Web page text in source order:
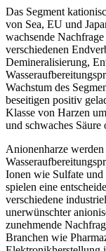
Das Segment
von Sea, EU und
wachsende
verschiedenen
Demineralisierung,
Wachstum des
beseitigen positiv
Klasse von Harzen
und schwaches
Anionenharze
Ionen wie Sulfate
spielen eine
verschiedene
unerwünschter
zunehmende
Branchen wie